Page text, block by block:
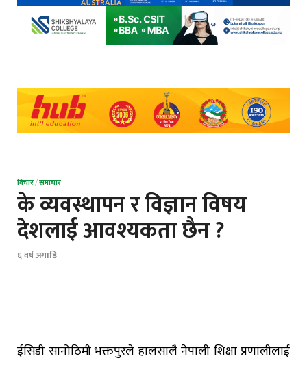
विचार/समाचार
के व्यवस्थापन र विज्ञान विषय
देशलाई आवश्यकता छैन ?
६ वर्ष अगाडि
ईसिडी सानोठिमी भक्तपुरले हालसालै नेपाली शिक्षा प्रणालीलाई